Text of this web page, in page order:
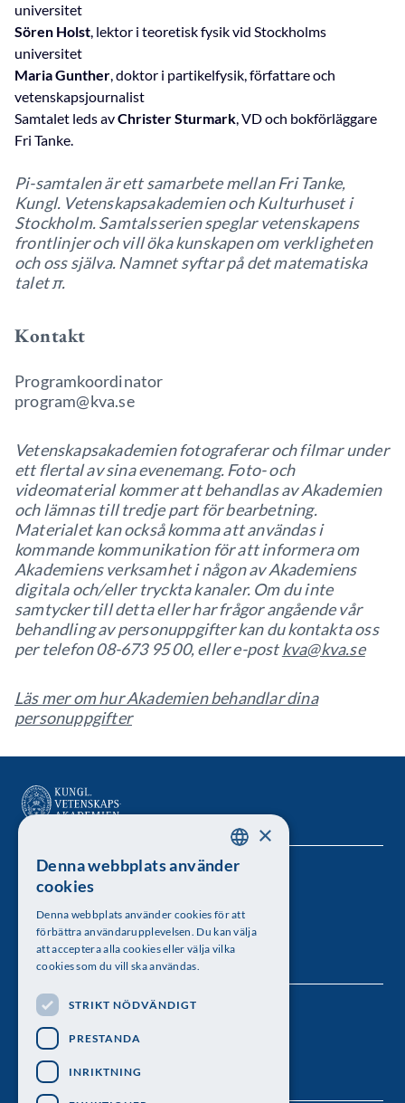
universitet
Sören Holst, lektor i teoretisk fysik vid Stockholms
universitet
Maria Gunther, doktor i partikelfysik, författare och
vetenskapsjournalist
Samtalet leds avChrister Sturmark, VD och bokförläggare
Fri Tanke.
Pi-samtalen är ett samarbete mellan Fri Tanke,
Kungl. Vetenskapsakademien och Kulturhuset i
Stockholm. Samtalsserien speglar vetenskapens
frontlinjer och vill öka kunskapen om verkligheten
och oss själva. Namnet syftar på det matematiska
talet π.
Kontakt
Programkoordinator
program@kva.se
Vetenskapsakademien fotograferar och filmar under
ett flertal av sina evenemang. Foto- och
videomaterial kommer att behandlas av Akademien
och lämnas till tredje part för bearbetning.
Materialet kan också komma att användas i
kommande kommunikation för att informera om
Akademiens verksamhet i någon av Akademiens
digitala och/eller tryckta kanaler. Om du inte
samtycker till detta eller har frågor angående vår
behandling av personuppgifter kan du kontakta oss
per telefon 08-673 95 00, eller e-postkva@kva.se
Läs mer om hur Akademien behandlar dina
personuppgifter
Kungl. Vetenskapsakademien
Besöksadress: Lilla Frescativägen 4A
Telefon: 08-673 95 00
Följ oss
SWEDISH
×
Denna webbplats använder
cookies
Denna webbplats använder cookies för att
förbättra användarupplevelsen. Du kan välja
att acceptera alla cookies eller välja vilka
cookies som du vill ska användas.
STRIKT NÖDVÄNDIGT
PRESTANDA
INRIKTNING